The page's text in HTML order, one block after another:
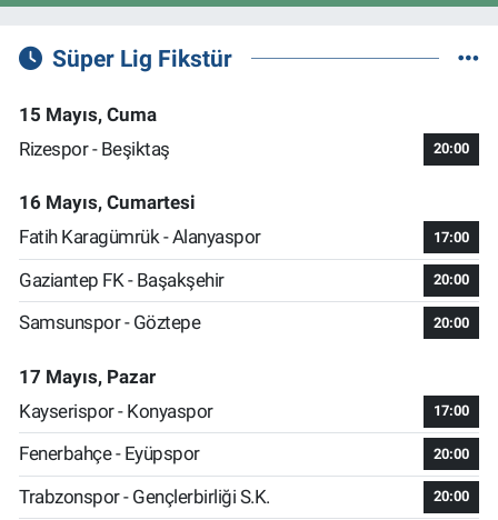
Süper Lig Fikstür
15 Mayıs, Cuma
Rizespor - Beşiktaş
20:00
16 Mayıs, Cumartesi
Fatih Karagümrük - Alanyaspor
17:00
Gaziantep FK - Başakşehir 20:00
Samsunspor - Göztepe 20:00
17 Mayıs, Pazar
Kayserispor - Konyaspor
17:00
Fenerbahçe - Eyüpspor 20:00
Trabzonspor - Gençlerbirliği S.K. 20:00